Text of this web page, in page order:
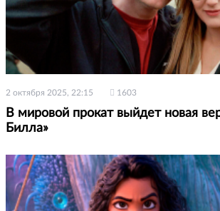
2 октября 2025, 22:15 1603
В мировой прокат выйдет новая
Билла»